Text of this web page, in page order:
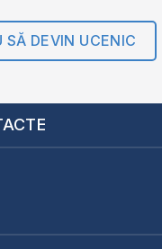
SĂ DEVIN UCENIC